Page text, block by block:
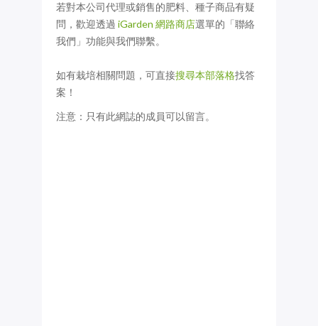
若對本公司代理或銷售的肥料、種子商品有疑
問，歡迎透過 iGarden 網路商店選單的「聯絡
我們」功能與我們聯繫。
如有栽培相關問題，可直接搜尋本部落格找答
案！
注意：只有此網誌的成員可以留言。